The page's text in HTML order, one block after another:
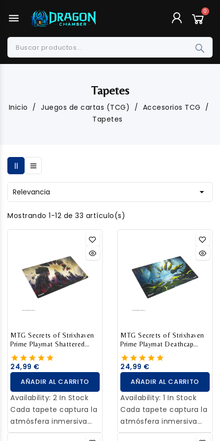
menu
Tapetes
Inicio Juegos de cartas (TCG)
Accesorios TCG
Tapetes
Relevancia 
Mostrando 1-12 de 33 artículo(s)
MTG Secrets of Strixhaven
Prime Playmat Shattered
sanctum
24,99 €
AÑADIR AL CARRITO
Availability: 2 In Stock
Cada tapete captura la
atmósfera inmersiva
del juego y la
MTG Secrets of Strixhaven
Prime Playmat Deathcap
glade
24,99 €
AÑADIR AL CARRITO
Availability: 1 In Stock
Cada tapete captura la
atmósfera inmersiva
del juego y la